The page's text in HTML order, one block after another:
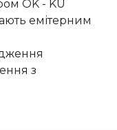
OK - KU
емітерним
з